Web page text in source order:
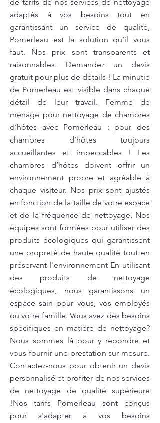
adaptés à vos besoins tout en
garantissant un service de qualité,
Pomerleau est la solution qu’il vous
faut. Nos prix sont transparents et
raisonnables. Demandez un devis
gratuit pour plus de détails ! La minutie
de Pomerleau est visible dans chaque
détail de leur travail. Femme de
ménage pour nettoyage de chambres
d’hôtes avec Pomerleau : pour des
chambres d’hôtes toujours
accueillantes et impeccables ! Les
chambres d’hôtes doivent offrir un
environnement propre et agréable à
chaque visiteur. Nos prix sont ajustés
en fonction de la taille de votre espace
et de la fréquence de nettoyage. Nos
équipes sont formées pour utiliser des
produits écologiques qui garantissent
une propreté de haute qualité tout en
préservant l'environnement En utilisant
des produits de nettoyage
écologiques, nous garantissons un
espace sain pour vous, vos employés
ou votre famille. Vous avez des besoins
spécifiques en matière de nettoyage?
Nous sommes là pour y répondre et
vous fournir une prestation sur mesure.
Contactez-nous pour obtenir un devis
personnalisé et profiter de nos services
de nettoyage de qualité supérieure
!Nos tarifs Pomerleau sont conçus
pour s'adapter à vos besoins